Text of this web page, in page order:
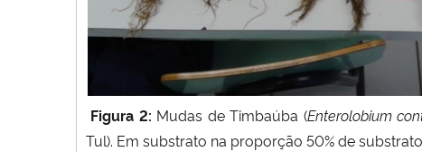
Figura 2: Mudas deTimbaúba (Enterolobium
Tul). Em substrato na proporção 50% de